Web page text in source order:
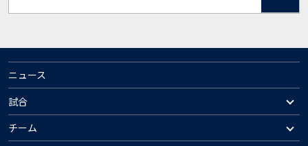
ニュース
試合
チーム